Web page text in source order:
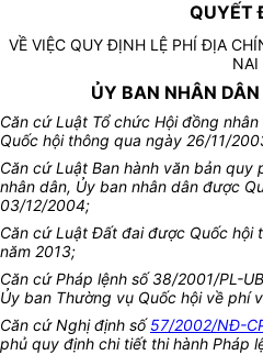
QUYẾT
VỀ VIỆC QUY ĐỊNH LỆ PHÍ ĐỊA
NAI
ỦY BAN NHÂN
Căn cứ Luật Tổ chức Hội đồng
Quốc hội thông qua ngày 26/11/
Căn cứ Luật Ban hành văn bản quy
nhân dân, Ủy ban nhân dân được
03/12/2004;
Căn cứ Luật Đất đai được Quốc hội
năm 2013;
Căn cứ Pháp lệnh số 38/2001/PL-
Ủy ban Thường vụ Quốc hội về phí
Căn cứ Nghị định số57/2002/NĐ-
phủ quy định chi tiết thi hành Pháp